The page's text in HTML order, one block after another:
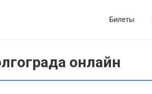
Билеты
онлайн